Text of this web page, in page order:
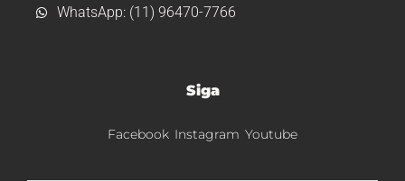
WhatsApp: (11) 96470-7766
Siga
Facebook Instagram Youtube